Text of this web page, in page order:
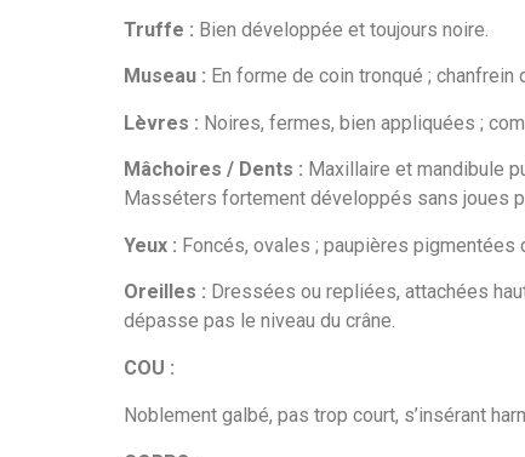
Truffe : Bien développée et toujours noire.
Museau : En forme de coin tronqué ; chanfrein
Lèvres : Noires, fermes, bien appliquées ;
Mâchoires / Dents : Maxillaire et mandibule
Masséters fortement développés sans joues
Yeux : Foncés, ovales ; paupières pigmentées
Oreilles : Dressées ou repliées, attachées
dépasse pas le niveau du crâne.
COU :
Noblement galbé, pas trop court, s’insérant